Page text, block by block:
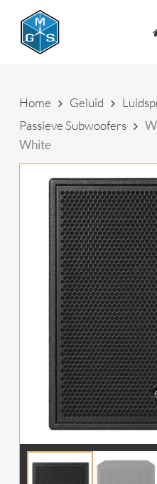
content
Home Geluid
Passieve Subwoofers
White